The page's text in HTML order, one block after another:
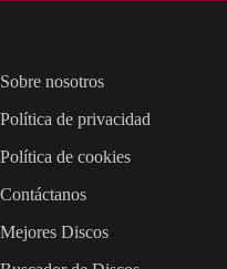
Sobre nosotros
Política de privacidad
Política de cookies
Contáctanos
Mejores Discos